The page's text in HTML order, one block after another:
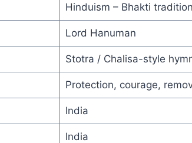
Hinduism – Bhakti tradition
Lord Hanuman
Stotra / Chalisa-style
Protection, courage,
India
India